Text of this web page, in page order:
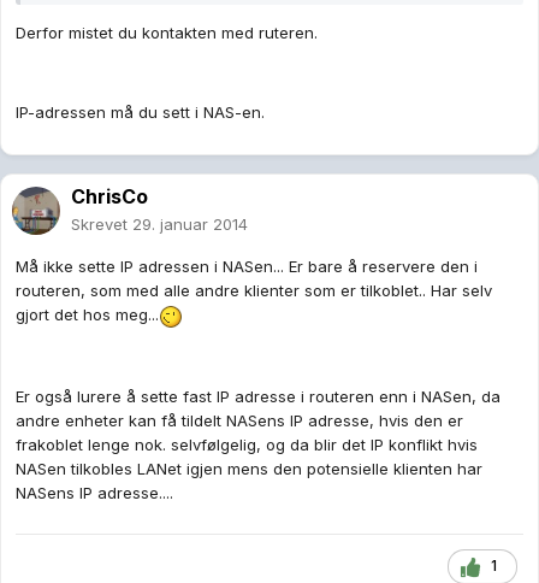
Derfor mistet du kontakten med ruteren.
IP-adressen må du sett i NAS-en.
ChrisCo
Skrevet 29. januar 2014
Må ikke sette IP adressen i NASen... Er bare å reservere den i
routeren, som med alle andre klienter som er tilkoblet.. Har selv
gjort det hos meg...
Er også lurere å sette fast IP adresse i routeren enn i NASen, da
andre enheter kan få tildelt NASens IP adresse, hvis den er
frakoblet lenge nok. selvfølgelig, og da blir det IP konflikt hvis
NASen tilkobles LANet igjen mens den potensielle klienten har
NASens IP adresse....
1